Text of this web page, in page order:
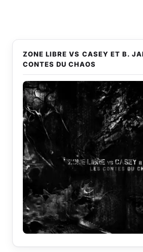
ZONE LIBRE VS CASEY ET B.
CONTES DU CHAOS